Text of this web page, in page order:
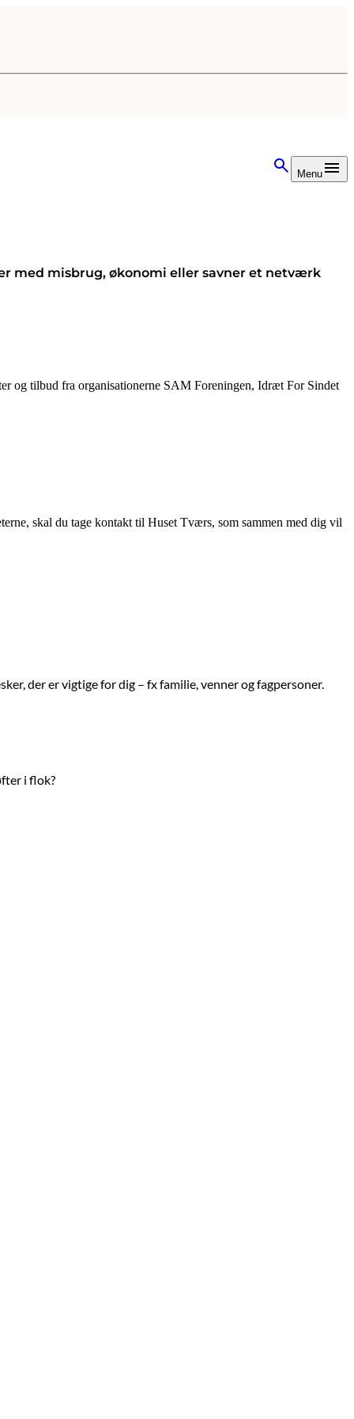
Menu
med misbrug, økonomi eller savner et netværk
og tilbud fra organisationerne SAM Foreningen, Idræt For Sindet
skal du tage kontakt til Huset Tværs, som sammen med dig vil
der er vigtige for dig – fx familie, venner og fagpersoner.
i flok?